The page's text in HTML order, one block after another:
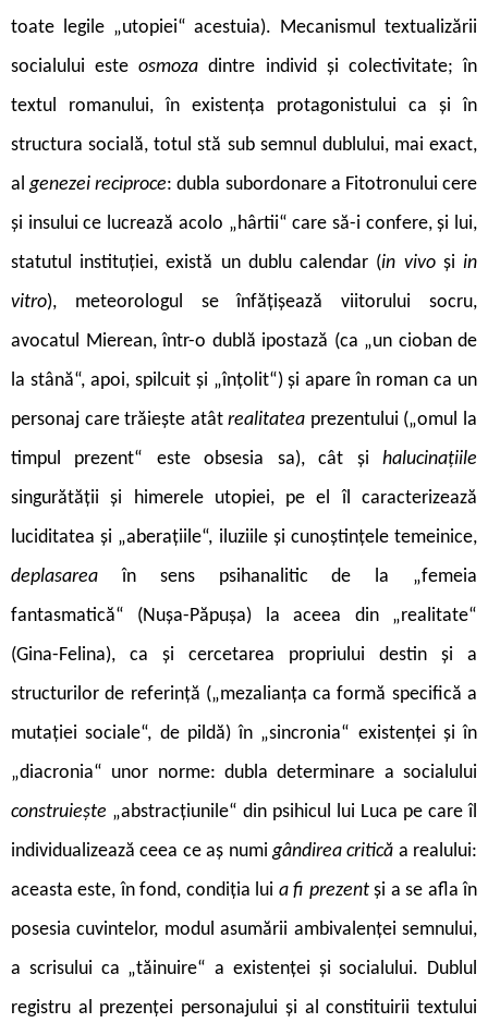
toate legile „utopiei“ acestuia). Mecanismul textualizării
socialului esteosmozadintre individ și colectivitate; în
textul romanului, în existența protagonistului ca și în
structura socială, totul stă sub semnul dublului, mai exact,
algenezei reciproce: dubla subordonare a Fitotronului cere
și insului ce lucrează acolo „hârtii“ care să-i confere, și lui,
statutul instituției, există un dublu calendar (in vivo șiin
vitro),
meteorologul se înfățișează viitorului socru,
avocatul Mierean, într-o dublă ipostază (ca „un cioban de
la stână“, apoi, spilcuit și „înțolit“) și apare în roman ca un
personaj care trăiește atâtrealitatea prezentului („omul la
timpul prezent“ este obsesia sa), cât și halucinațiile
singurătății și himerele utopiei, pe el îl caracterizează
luciditatea și „aberațiile“, iluziile și cunoștințele temeinice,
deplasareaîn sens psihanalitic de la „femeia
fantasmatică“ (Nușa-Păpușa) la aceea din „realitate“
(Gina-Felina), ca și cercetarea propriului destin și a
structurilor de referință („mezalianța ca formă specifică a
mutației sociale“, de pildă) în „sincronia“ existenței și în
„diacronia“ unor norme: dubla determinare a socialului
construiește „abstracțiunile“ din psihicul lui Luca pe care îl
individualizează ceea ce aș numi gândirea critică a realului:
aceasta este, în fond, condiția lui a fi prezentși a se afla în
posesia cuvintelor, modul asumării ambivalenței semnului,
a scrisului ca „tăinuire“ a existenței și socialului. Dublul
registru al prezenței personajului și al constituirii textului